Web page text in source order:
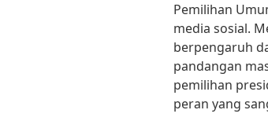
Pemilihan
media sosial.
berpengaruh
pandangan
pemilihan
peran yang